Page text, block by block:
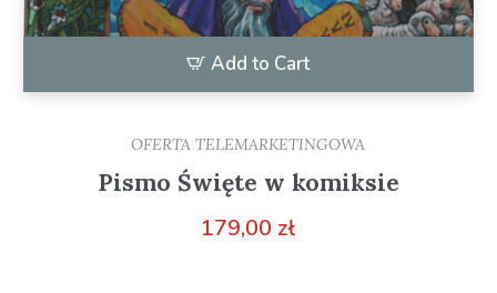
Add to Cart
OFERTA TELEMARKETINGOWA
Pismo Święte w komiksie
179,00 zł